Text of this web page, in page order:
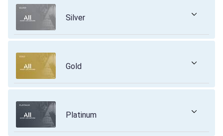
Silver
Gold
Platinum